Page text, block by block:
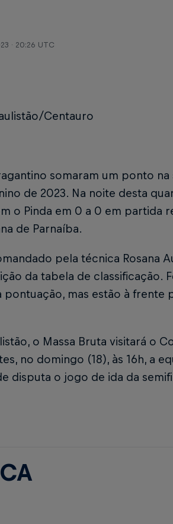
· 20:26 UTC
Centauro
somaram um ponto
de 2023. Na noite desta
o Pinda em 0 a 0 em partida
de Parnaíba.
pela técnica Rosana
da tabela de classificação.
pontuação, mas estão à frente
o Massa Bruta visitará o
no domingo (18), às 16h, a
disputa o jogo de ida da